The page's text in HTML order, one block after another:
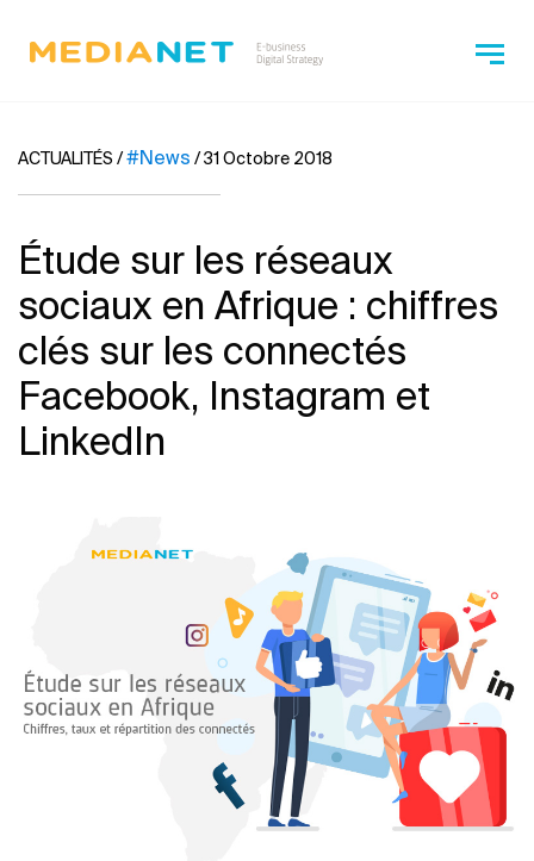
ACTUALITÉS /#News /31 Octobre 2018
Étude sur les réseaux
sociaux en Afrique : chiffres
clés sur les connectés
Facebook, Instagram et
LinkedIn